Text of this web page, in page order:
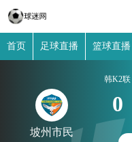
首页 足球直播 篮球直播
坡州市民
韩K2联
0